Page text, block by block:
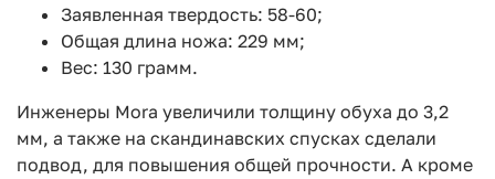
Заявленная твердость: 58-60;
Общая длина ножа: 229 мм;
Вес: 130 грамм.
Инженеры Mora увеличили толщину обуха до 3,2
мм, а также на скандинавских спусках сделали
подвод, для повышения общей прочности. А кроме